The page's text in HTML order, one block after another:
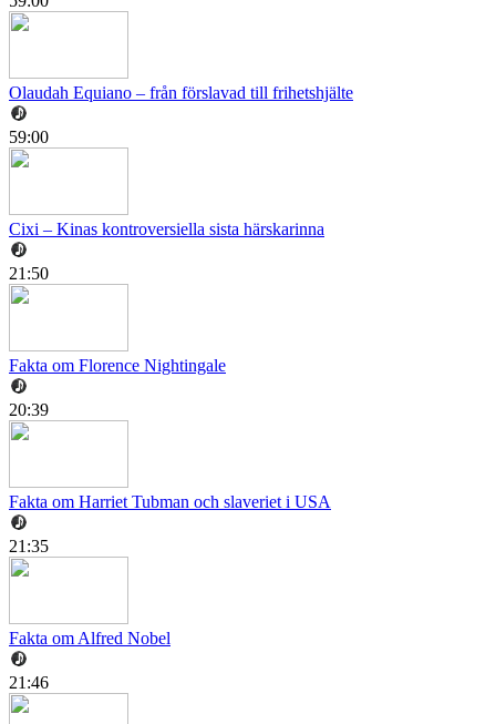
Olaudah Equiano – från förslavad till frihetshjälte
59:00
Cixi – Kinas kontroversiella sista härskarinna
21:50
Fakta om Florence Nightingale
20:39
Fakta om Harriet Tubman och slaveriet i USA
21:35
Fakta om Alfred Nobel
21:46